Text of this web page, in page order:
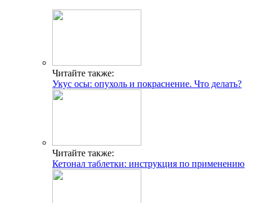
Читайте также:
Укус осы: опухоль и покраснение. Что делать?
Читайте также:
Кетонал таблетки: инструкция по применению